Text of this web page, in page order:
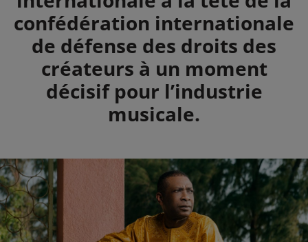
confédération internationale
de défense des droits des
créateurs à un moment
décisif pour l’industrie
musicale.